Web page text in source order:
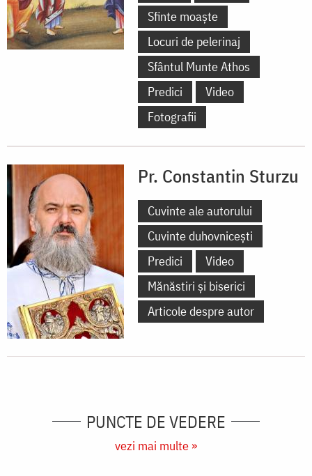
Sfinte moaște
Locuri de pelerinaj
Sfântul Munte Athos
Predici
Video
Fotografii
Pr. Constantin Sturzu
Cuvinte ale autorului
Cuvinte duhovnicești
Predici
Video
Mănăstiri și biserici
Articole despre autor
PUNCTE DE VEDERE
vezi mai multe »